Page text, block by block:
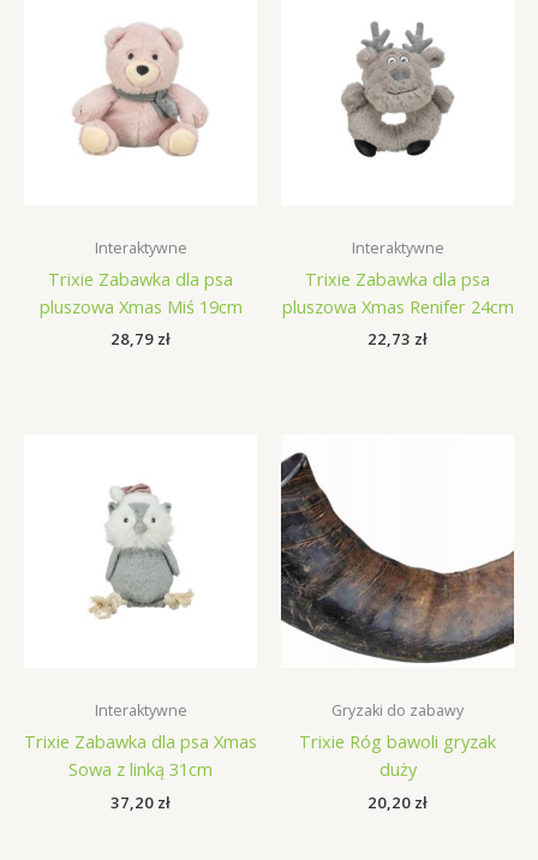
Interaktywne
Trixie Zabawka dla psa
pluszowa Xmas Miś 19cm
28,79 zł
Interaktywne
Trixie Zabawka dla psa
pluszowa Xmas Renifer 24cm
22,73 zł
Interaktywne
Trixie Zabawka dla psa Xmas
Sowa z linką 31cm
37,20 zł
Gryzaki do zabawy
Trixie Róg bawoli gryzak
duży
20,20 zł